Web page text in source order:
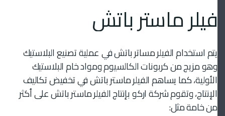
فيلر ماستر باتش
يتم استخدام الفيلر مساتر باتش في عملية تصنيع البلاستيك
وهو مزيج من كربونات الكالسيوم ومواد خام البلاستيك
الأولية، كما يساهم الفيلر ماستر باتش في تخفيض تكاليف
الإنتاج، وتقوم شركة اركو بإنتاج الفيلر ماستر باتش على أكثر
من خامة مثل: